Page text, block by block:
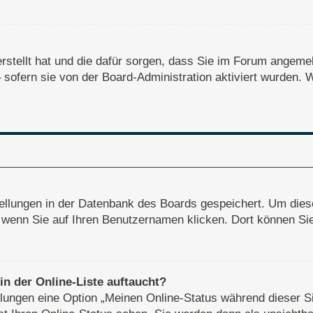
hat und die dafür sorgen, dass Sie im Forum
sie von der Board-Administration aktiviert wurden.
in der Datenbank des Boards gespeichert. Um
Sie auf Ihren Benutzernamen klicken. Dort können
der Online-Liste auftaucht?
eine Option „Meinen Online-Status während dieser